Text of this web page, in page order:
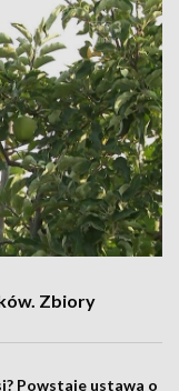
Zbiory
Powstaje ustawa o